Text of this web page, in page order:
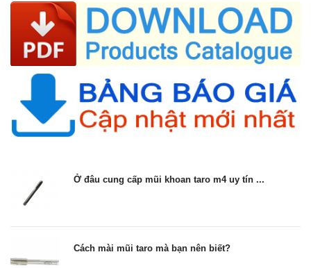
Ở đâu cung cấp mũi khoan taro m4 uy tín ...
Cách mài mũi taro mà bạn nên biết?